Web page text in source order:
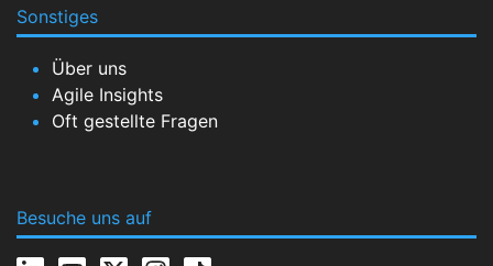
Sonstiges
Über uns
Agile Insights
Oft gestellte Fragen
Besuche uns auf